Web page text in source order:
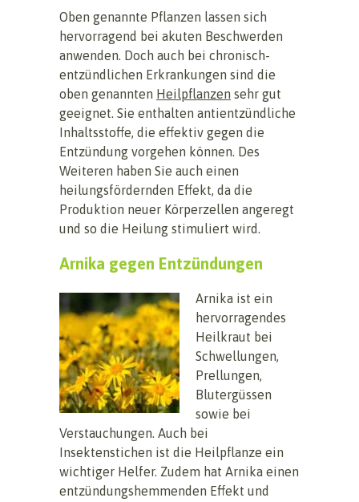
Oben genannte Pflanzen lassen sich
hervorragend bei akuten Beschwerden
anwenden. Doch auch bei chronisch-
entzündlichen Erkrankungen sind die
oben genannten Heilpflanzen sehr gut
geeignet. Sie enthalten antientzündliche
Inhaltsstoffe, die effektiv gegen die
Entzündung vorgehen können. Des
Weiteren haben Sie auch einen
heilungsfördernden Effekt, da die
Produktion neuer Körperzellen angeregt
und so die Heilung stimuliert wird.
Arnika gegen Entzündungen
Arnika ist ein
hervorragendes
Heilkraut bei
Schwellungen,
Prellungen,
Blutergüssen
sowie bei
Verstauchungen. Auch bei
Insektenstichen ist die Heilpflanze ein
wichtiger Helfer. Zudem hat Arnika einen
entzündungshemmenden Effekt und